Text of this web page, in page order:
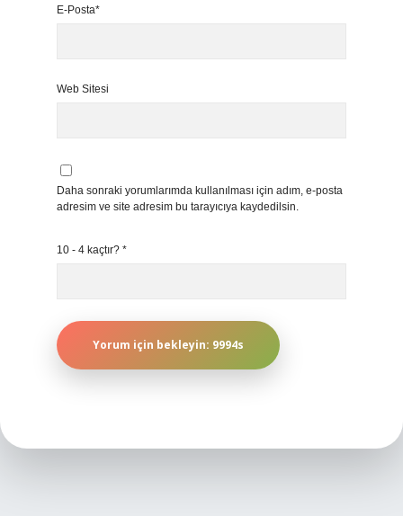
E-Posta*
Web Sitesi
Daha sonraki yorumlarımda kullanılması için adım, e-posta
adresim ve site adresim bu tarayıcıya kaydedilsin.
10 - 4 kaçtır? *